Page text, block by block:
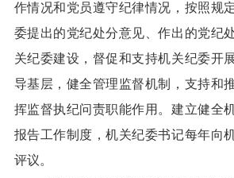
作情况和党员遵守纪律情况，按照规
委提出的党纪处分意见、作出的党纪
关纪委建设，督促和支持机关纪委开
导基层，健全管理监督机制，支持和
挥监督执纪问责职能作用。建立健全
报告工作制度，机关纪委书记每年向
评议。